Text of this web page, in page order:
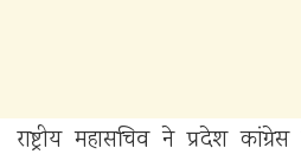
राष्ट्रीय महासचिव ने प्रदेश